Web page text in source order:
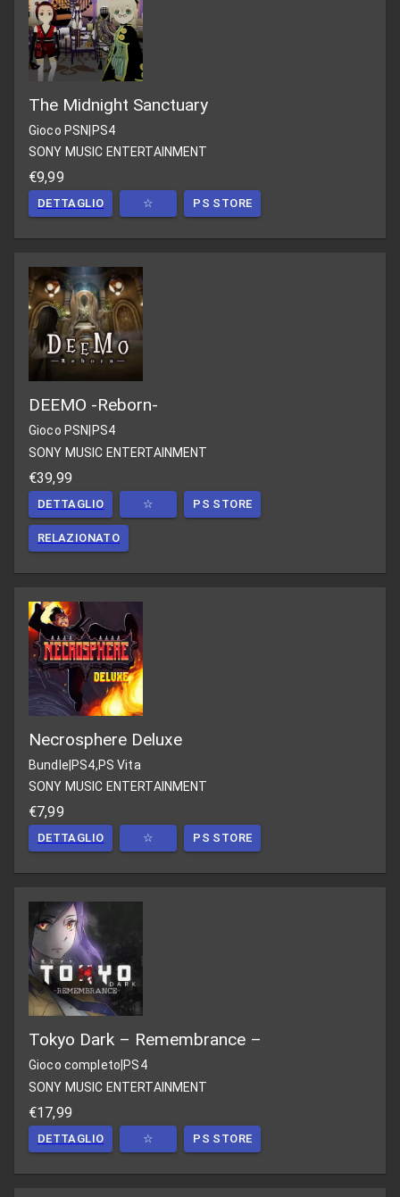
The Midnight Sanctuary
Gioco PSN|PS4
SONY MUSIC ENTERTAINMENT
€9,99
DETTAGLIO ☆ PS STORE
DEEMO -Reborn-
Gioco PSN PS4
SONY MUSIC ENTERTAINMENT
€39,99
DETTAGLIO ☆ PS STORE
RELAZIONATO
Necrosphere Deluxe
Bundle|PS4,PS Vita
SONY MUSIC ENTERTAINMENT
€7,99
DETTAGLIO ☆ PS STORE
Tokyo Dark – Remembrance –
Gioco completo PS4
SONY MUSIC ENTERTAINMENT
€17,99
DETTAGLIO ☆ PS STORE